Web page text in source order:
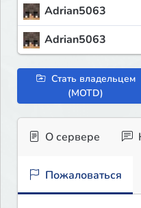
Adrian5063
Adrian5063
Стать владельцем
(MOTD)
О сервере
Пожаловаться